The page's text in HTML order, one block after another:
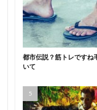
都市伝説？筋トレですね
いて